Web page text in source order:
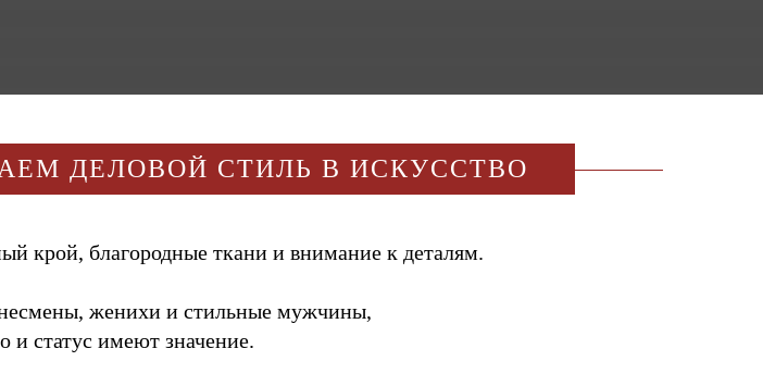
ДЕЛОВОЙ СТИЛЬ В ИСКУССТВО
крой, благородные ткани и внимание к деталям.
женихи и стильные мужчины,
и статус имеют значение.